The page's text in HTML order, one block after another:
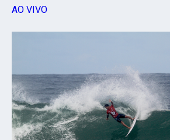
AO VIVO